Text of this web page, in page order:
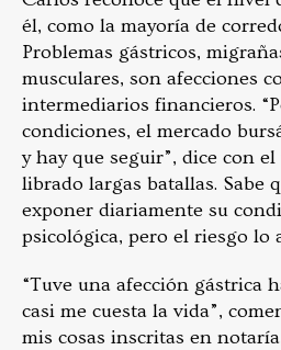
él, como la mayoría de
Problemas gástricos,
musculares, son afecciones
intermediarios financieros.
condiciones, el mercado
y hay que seguir”, dice con
librado largas batallas. Sabe
exponer diariamente su
psicológica, pero el riesgo lo
“Tuve una afección gástrica
casi me cuesta la vida”,
mis cosas inscritas en